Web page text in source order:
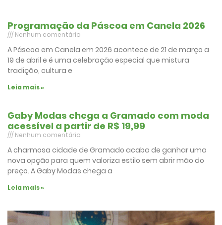
Programação da Páscoa em Canela 2026
Nenhum comentário
A Páscoa em Canela em 2026 acontece de 21 de março a
19 de abril e é uma celebração especial que mistura
tradição, cultura e
Leia mais »
Gaby Modas chega a Gramado com moda
acessível a partir de R$ 19,99
Nenhum comentário
A charmosa cidade de Gramado acaba de ganhar uma
nova opção para quem valoriza estilo sem abrir mão do
preço. A Gaby Modas chega a
Leia mais »